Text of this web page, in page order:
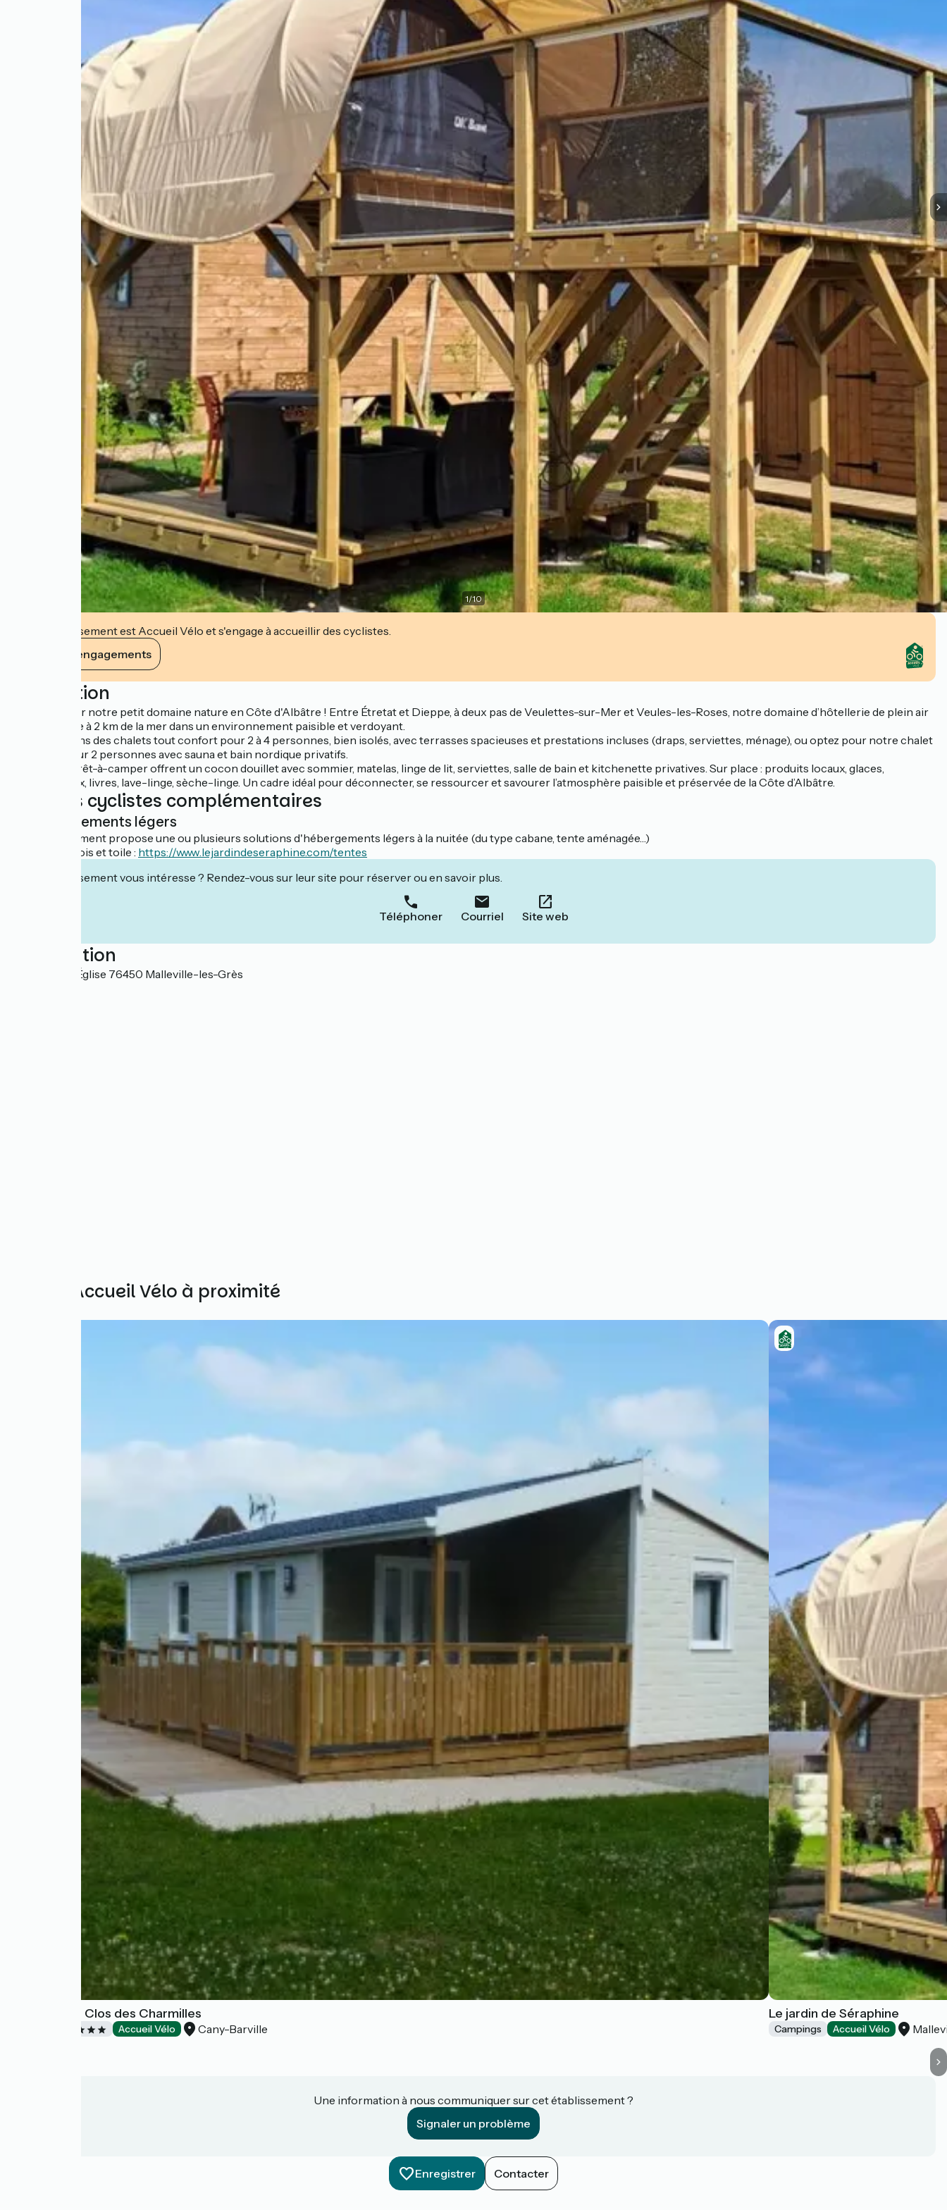
1/10
Cet établissement est Accueil Vélo et s'engage à accueillir des cyclistes.
Voir ses engagements
Description
Bienvenue sur notre petit domaine nature en Côte d'Albâtre ! Entre Étretat et Dieppe, à deux pas de Veulettes-sur-Mer et Veules-les-Roses, notre domaine d’hôtellerie de plein air
vous accueille à 2 km de la mer dans un environnement paisible et verdoyant.
Séjournez dans des chalets tout confort pour 2 à 4 personnes, bien isolés, avec terrasses spacieuses et prestations incluses (draps, serviettes, ménage), ou optez pour notre chalet
bien-être pour 2 personnes avec sauna et bain nordique privatifs.
Nos tentes prêt-à-camper offrent un cocon douillet avec sommier, matelas, linge de lit, serviettes, salle de bain et kitchenette privatives. Sur place : produits locaux, glaces,
boissons, jeux, livres, lave-linge, sèche-linge. Un cadre idéal pour déconnecter, se ressourcer et savourer l’atmosphère paisible et préservée de la Côte d’Albâtre.
Services cyclistes complémentaires
Hébergements légers
Cet établissement propose une ou plusieurs solutions d'hébergements légers à la nuitée (du type cabane, tente aménagée…)
3 tentes en bois et toile : https://www.lejardindeseraphine.com/tentes
Cet établissement vous intéresse ? Rendez-vous sur leur site pour réserver ou en savoir plus.
Téléphoner Courriel Site web
Localisation
572 Rue de l'Église 76450 Malleville-les-Grès
Autres Accueil Vélo à proximité
Camping Le Clos des Charmilles
Accueil Vélo Cany-Barville
Le jardin de Séraphine
Campings Accueil Vélo
Une information à nous communiquer sur cet établissement ?
Signaler un problème
Enregistrer Contacter